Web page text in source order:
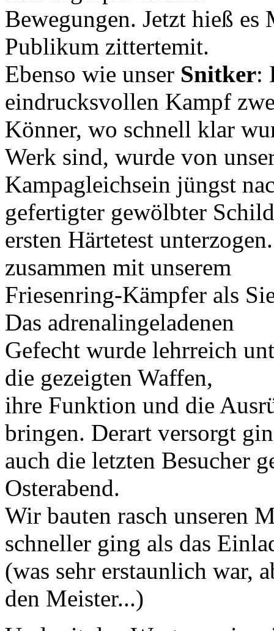
Bewegungen. Jetzt hieß
Publikum zittertemit.
Ebenso wie unser Snitker:
eindrucksvollen Kampf
Könner, wo schnell klar
Werk sind, wurde von
Kampagleichsein jüngst
gefertigter gewölbter
ersten Härtetest
zusammen mit unserem
Friesenring-Kämpfer als
Das adrenalingeladenen
Gefecht wurde lehrreich
die gezeigten Waffen,
ihre Funktion und die
bringen. Derart versorgt
auch die letzten Besucher
Osterabend.
Wir bauten rasch unseren
schneller ging als das
(was sehr erstaunlich war,
den Meister...)